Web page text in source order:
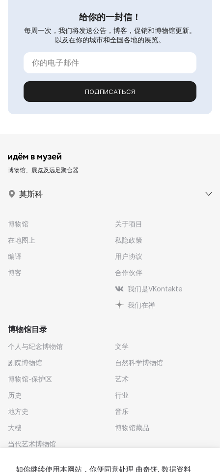
给你的一封信！
每周一次，我们将发送公告，博客，促销和博物馆更新。
以及在你的城市和全国各地的展览。
ПОДПИСАТЬСЯ
博物馆、展览及远足聚合器
莫斯科
博物馆
在地图上
编译
博客
关于项目
私隐政策
用户协议
合作伙伴
我们是VKontakte
我们在禅
博物馆目录
个人与纪念博物馆
剧院博物馆
博物馆-保护区
历史
地方史
大樓
当代艺术博物馆
文学
自然科学博物馆
艺术
行业
音乐
博物馆藏品
如你继续使用本网站，你便同意处理 曲奇饼. 数据资料